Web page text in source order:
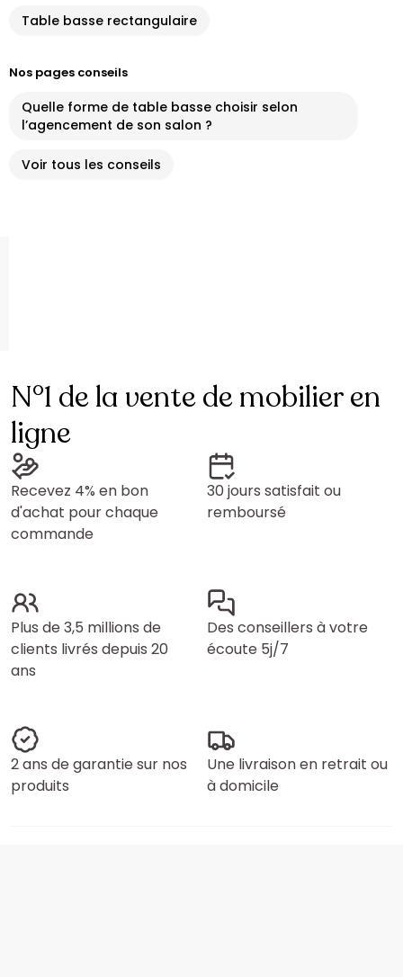
Table basse rectangulaire
Nos pages conseils
Quelle forme de table basse choisir selon
l’agencement de son salon ?
Voir tous les conseils
N°1 de la vente de mobilier en
ligne
Recevez 4% en bon
d'achat pour chaque
commande
30 jours satisfait ou
remboursé
Plus de 3,5 millions de
clients livrés depuis 20
ans
Des conseillers à votre
écoute 5j/7
2 ans de garantie sur nos
produits
Une livraison en retrait ou
à domicile